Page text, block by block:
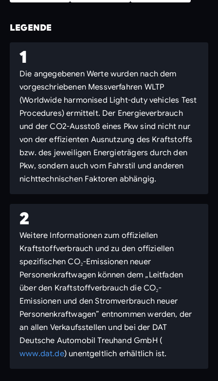
LEGENDE
1
Die angegebenen Werte wurden nach dem
vorgeschriebenen Messverfahren WLTP
(Worldwide harmonised Light-duty vehicles Test
Procedures) ermittelt. Der Energieverbrauch
und der CO2-Ausstoß eines Pkw sind nicht nur
von der effizienten Ausnutzung des Kraftstoffs
bzw. des jeweiligen Energieträgers durch den
Pkw, sondern auch vom Fahrstil und anderen
nichttechnischen Faktoren abhängig.
2
Weitere Informationen zum offiziellen
Kraftstoffverbrauch und zu den offiziellen
spezifischen CO₂-Emissionen neuer
Personenkraftwagen können dem „Leitfaden
über den Kraftstoffverbrauch die CO₂-
Emissionen und den Stromverbrauch neuer
Personenkraftwagen” entnommen werden, der
an allen Verkaufsstellen und bei der DAT
Deutsche Automobil Treuhand GmbH (
www.dat.de) unentgeltlich erhältlich ist.